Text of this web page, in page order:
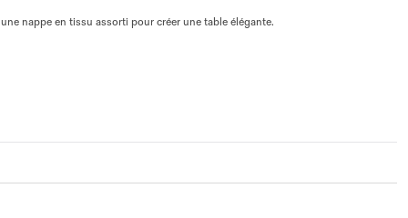
nappe en tissu assorti pour créer une table élégante.